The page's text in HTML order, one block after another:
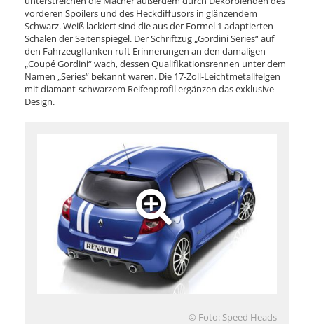
vorderen Spoilers und des Heckdiffusors in glänzendem
Schwarz. Weiß lackiert sind die aus der Formel 1 adaptierten
Schalen der Seitenspiegel. Der Schriftzug „Gordini Series“ auf
den Fahrzeugflanken ruft Erinnerungen an den damaligen
„Coupé Gordini“ wach, dessen Qualifikationsrennen unter dem
Namen „Series“ bekannt waren. Die 17-Zoll-Leichtmetallfelgen
mit diamant-schwarzem Reifenprofil ergänzen das exklusive
Design.
© Foto: Speed Heads